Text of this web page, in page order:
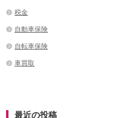
税金
自動車保険
自転車保険
車買取
最近の投稿